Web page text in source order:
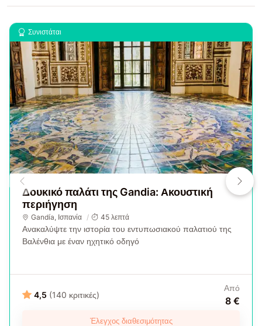
Συνιστάται
Δουκικό παλάτι της Gandia: Ακουστική
περιήγηση
Gandía Ισπανία 45 λεπτά
Ανακαλύψτε την ιστορία του εντυπωσιακού παλατιού της
Βαλένθια με έναν ηχητικό οδηγό
4,5 (140 κριτικές)
Από
8 €
Έλεγχος διαθεσιμότητας